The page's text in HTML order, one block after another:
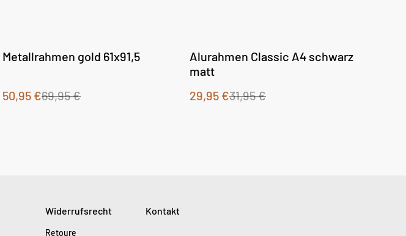
%
Metallrahmen gold 61x91,5
50,95 €69,95 €
%
Alurahmen Classic A4 schwarz
matt
29,95 €31,95 €
Widerrufsrecht
Retoure
Kontakt